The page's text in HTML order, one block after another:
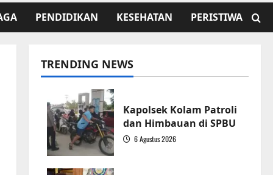
PENDIDIKAN KESEHATAN PERISTIWA
TRENDING NEWS
Kapolsek Kolam Patroli
dan Himbauan di SPBU
6 Agustus 2026